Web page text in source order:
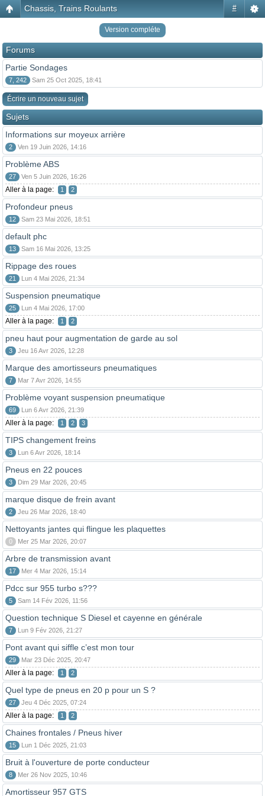
#
Chassis, Trains Roulants
Version compléte
Forums
Partie Sondages
7, 242 Sam 25 Oct 2025, 18:41
Écrire un nouveau sujet
Sujets
Informations sur moyeux arrière
2 Ven 19 Juin 2026, 14:16
Problème ABS
27 Ven 5 Juin 2026, 16:26
Aller à la page: 1 2
Profondeur pneus
12 Sam 23 Mai 2026, 18:51
default phc
13 Sam 16 Mai 2026, 13:25
Rippage des roues
21 Lun 4 Mai 2026, 21:34
Suspension pneumatique
25 Lun 4 Mai 2026, 17:00
Aller à la page: 1 2
pneu haut pour augmentation de garde au sol
3 Jeu 16 Avr 2026, 12:28
Marque des amortisseurs pneumatiques
7 Mar 7 Avr 2026, 14:55
Problème voyant suspension pneumatique
69 Lun 6 Avr 2026, 21:39
Aller à la page: 1 2 3
TIPS changement freins
3 Lun 6 Avr 2026, 18:14
Pneus en 22 pouces
3 Dim 29 Mar 2026, 20:45
marque disque de frein avant
2 Jeu 26 Mar 2026, 18:40
Nettoyants jantes qui flingue les plaquettes
0 Mer 25 Mar 2026, 20:07
Arbre de transmission avant
17 Mer 4 Mar 2026, 15:14
Pdcc sur 955 turbo s???
5 Sam 14 Fév 2026, 11:56
Question technique S Diesel et cayenne en générale
7 Lun 9 Fév 2026, 21:27
Pont avant qui siffle c’est mon tour
29 Mar 23 Déc 2025, 20:47
Aller à la page: 1 2
Quel type de pneus en 20 p pour un S ?
27 Jeu 4 Déc 2025, 07:24
Aller à la page: 1 2
Chaines frontales / Pneus hiver
15 Lun 1 Déc 2025, 21:03
Bruit à l'ouverture de porte conducteur
8 Mer 26 Nov 2025, 10:46
Amortisseur 957 GTS